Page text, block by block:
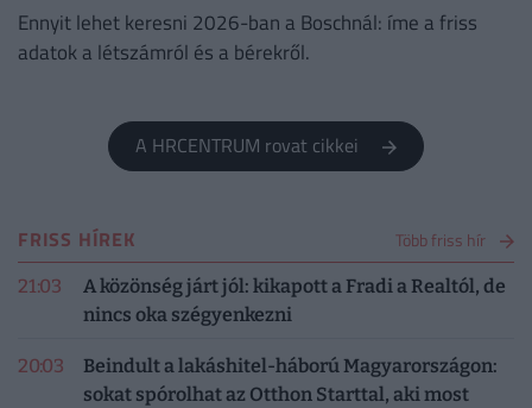
Ennyit lehet keresni 2026-ban a Boschnál: íme a friss
adatok a létszámról és a bérekről.
A HRCENTRUM rovat cikkei
FRISS HÍREK Több friss hír
21:03
A közönség járt jól: kikapott a Fradi a Realtól, de
nincs oka szégyenkezni
20:03
Beindult a lakáshitel-háború Magyarországon:
sokat spórolhat az Otthon Starttal, aki most